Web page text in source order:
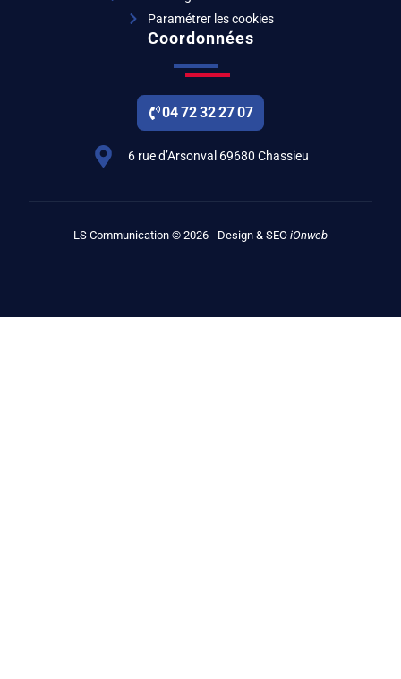
Paramétrer les cookies
Coordonnées
04 72 32 27 07
6 rue d’Arsonval 69680 Chassieu
LS Communication © 2026 - Design & SEO iOnweb